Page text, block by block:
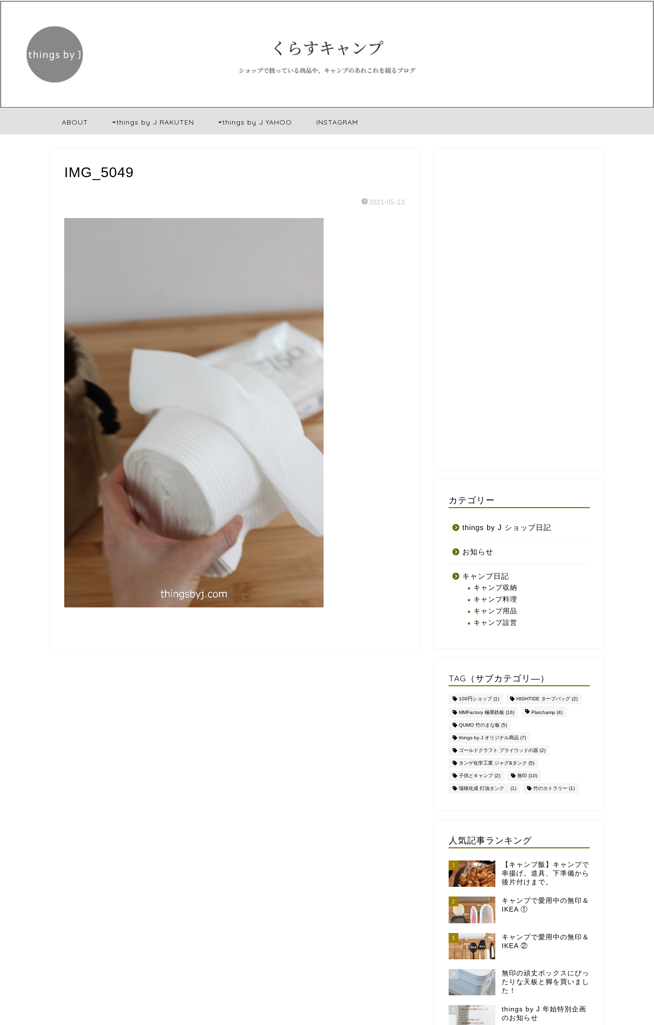
ABOUT ⇨things by J RAKUTEN ⇨things by J YAHOO INSTAGRAM
IMG_5049
2021-05-13
カテゴリー
things by J ショップ日記
お知らせ
キャンプ日記
キャンプ収納
キャンプ料理
キャンプ用品
キャンプ設営
TAG（サブカテゴリ―）
100円ショップ(1) HIGHTIDE タープバッグ(2)
MMFactory 極厚鉄板 (16) Platchamp(4)
QUMO 竹のまな板 (5)
things by J オリジナル商品(7)
ゴールドクラフト プライウッドの器(2)
タンゲ化学工業 ジャグ&タンク (5)
子供とキャンプ(2) 無印 (10)
瑞穂化成 灯油タンク (1) 竹のカトラリー (1)
人気記事ランキング
1
【キャンプ飯】キャンプで
串揚げ。道具、下準備から
後片付けまで。
2
キャンプで愛用中の無印＆
IKEA ①
3
キャンプで愛用中の無印＆
IKEA ②
4
無印の頑丈ボックスにぴっ
たりな天板と脚を買いまし
た！
5
things by J 年始特別企画
のお知らせ